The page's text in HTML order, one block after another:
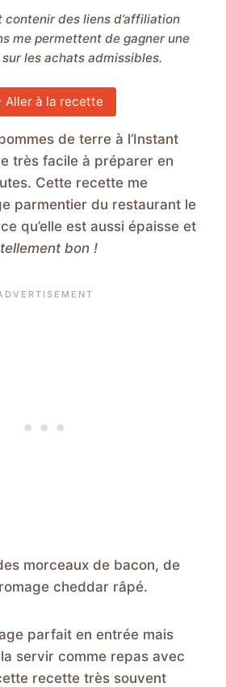
me permettent de gagner une
les achats admissibles.
Aller à la recette
de terre à l’Instant
très facile à préparer en
Cette recette me
parmentier du restaurant le
qu’elle est aussi épaisse et
tellement bon !
morceaux de bacon, de
cheddar râpé.
parfait en entrée mais
la servir comme repas avec
recette très souvent